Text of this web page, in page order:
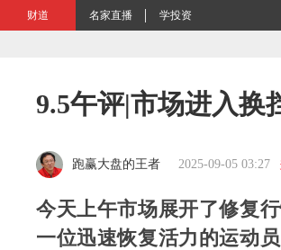
财道 名家直播 学投资
9.5午评|市场进入换
跑赢大盘的王者 2025-09-05 03:27
今天上午市场展开了修复
一位迅速恢复活力的运动